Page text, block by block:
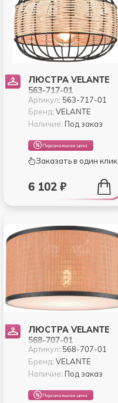
ЛЮСТРА VELANTE
563-717-01
Артикул: 563-717-01
Бренд: VELANTE
Наличие: Под заказ
Персональная цена
Заказать в один клик
6 102 ₽
ЛЮСТРА VELANTE
568-707-01
Артикул: 568-707-01
Бренд: VELANTE
Наличие: Под заказ
Персональная цена